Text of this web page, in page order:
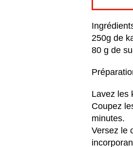
250g de
80 g de
Lavez les
Coupez
minutes.
Versez le